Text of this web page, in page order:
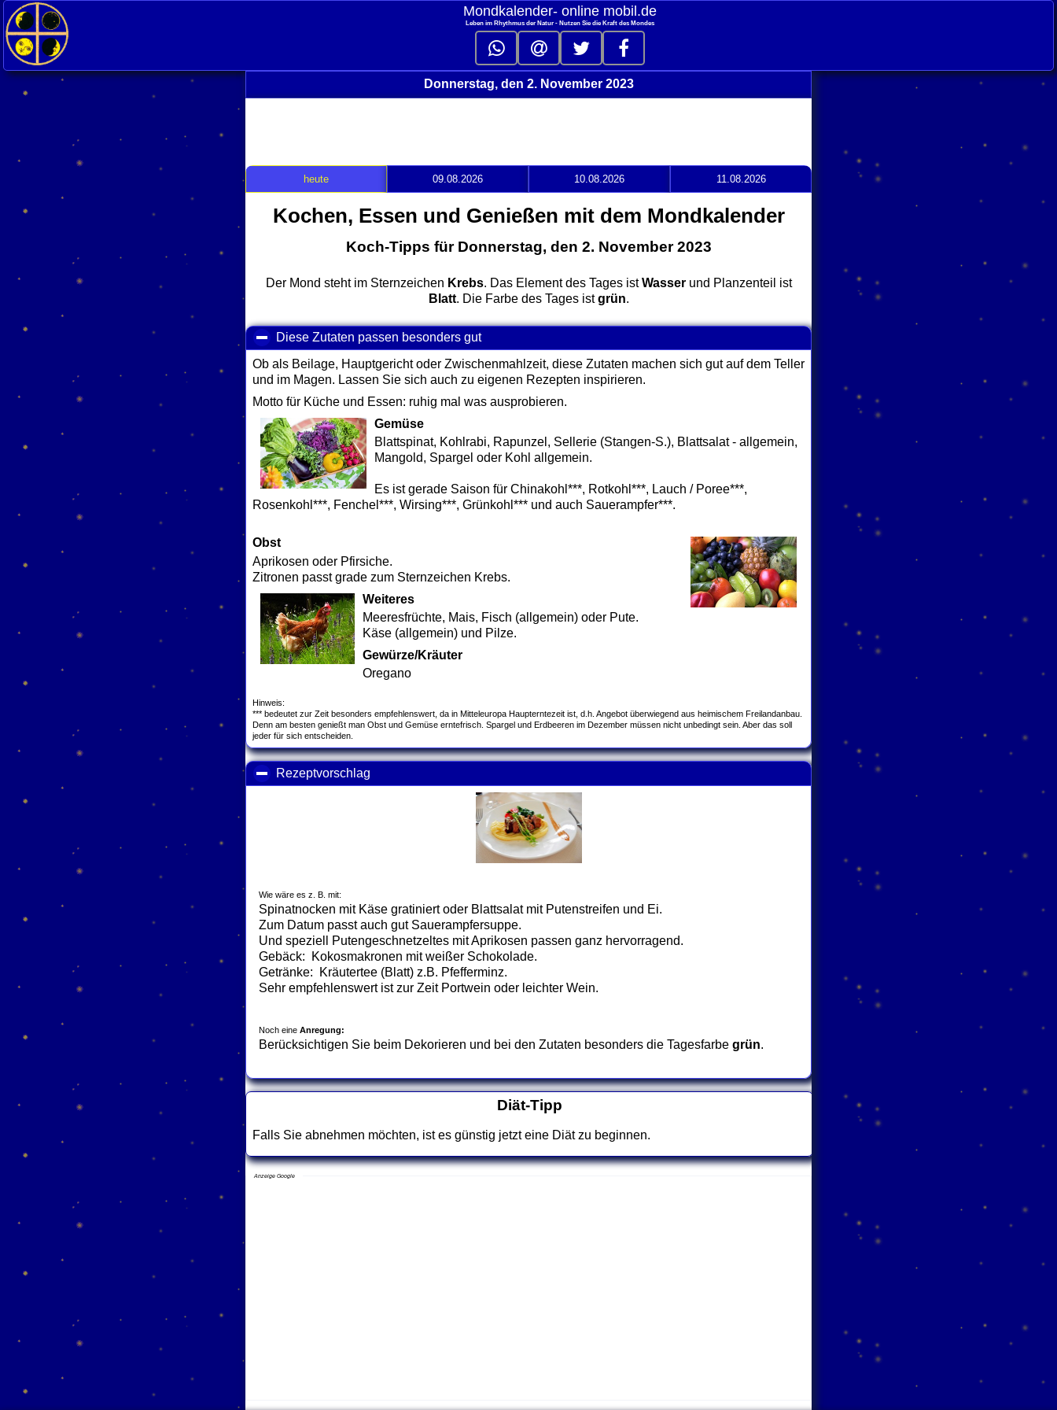
Mondkalender‑ online mobil.de
Leben im Rhythmus der Natur - Nutzen Sie die Kraft des Mondes
Donnerstag, den 2. November 2023
heute 09.08.2026 10.08.2026 11.08.2026
Kochen, Essen und Genießen mit dem Mondkalender
Koch-Tipps für Donnerstag, den 2. November 2023
Der Mond steht im Sternzeichen Krebs. Das Element des Tages istWasserund Planzenteil ist
Blatt. Die Farbe des Tages istgrün.
Diese Zutaten passen besonders gutclick to collapse contents
Ob als Beilage, Hauptgericht oder Zwischenmahlzeit, diese Zutaten machen sich gut auf dem Teller
und im Magen. Lassen Sie sich auch zu eigenen Rezepten inspirieren.
Motto für Küche und Essen: ruhig mal was ausprobieren.
Gemüse
Blattspinat, Kohlrabi, Rapunzel, Sellerie (Stangen-S.), Blattsalat - allgemein,
Mangold, Spargel oder Kohl allgemein.
Es ist gerade Saison für Chinakohl***, Rotkohl***, Lauch / Poree***,
Rosenkohl***, Fenchel***, Wirsing***, Grünkohl*** und auch Sauerampfer***.
Obst
Aprikosen oder Pfirsiche.
Zitronen passt grade zum Sternzeichen Krebs.
Weiteres
Meeresfrüchte, Mais, Fisch (allgemein) oder Pute.
Käse (allgemein) und Pilze.
Gewürze/Kräuter
Oregano
Hinweis:
*** bedeutet zur Zeit besonders empfehlenswert, da in Mitteleuropa Haupterntezeit ist, d.h. Angebot überwiegend aus heimischem Freilandanbau.
Denn am besten genießt man Obst und Gemüse erntefrisch. Spargel und Erdbeeren im Dezember müssen nicht unbedingt sein. Aber das soll
jeder für sich entscheiden.
Rezeptvorschlag
Wie wäre es z. B. mit:
Spinatnocken mit Käse gratiniert oder Blattsalat mit Putenstreifen und Ei.
Zum Datum passt auch gut Sauerampfersuppe.
Und speziell Putengeschnetzeltes mit Aprikosen passen ganz hervorragend.
Gebäck: Kokosmakronen mit weißer Schokolade.
Getränke: Kräutertee (Blatt) z.B. Pfefferminz.
Sehr empfehlenswert ist zur Zeit Portwein oder leichter Wein.
Noch eine Anregung:
Berücksichtigen Sie beim Dekorieren und bei den Zutaten besonders die Tagesfarbe grün.
Diät-Tipp
Falls Sie abnehmen möchten, ist es günstig jetzt eine Diät zu beginnen.
Anzeige Google